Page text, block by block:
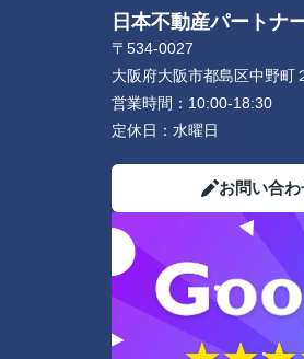
日本不動産パート
〒534-0027
大阪府大阪市都島区中野町
営業時間： 10:00-18:30
定休日： 水曜日
お問い合わ